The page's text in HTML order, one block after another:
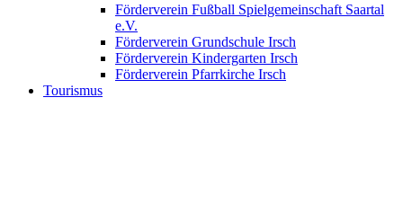
Förderverein Fußball Spielgemeinschaft Saartal
e.V.
Förderverein Grundschule Irsch
Förderverein Kindergarten Irsch
Förderverein Pfarrkirche Irsch
Tourismus